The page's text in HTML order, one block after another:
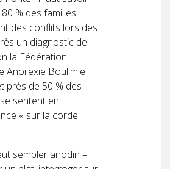
% des familles
des conflits lors des
un diagnostic de
la Fédération
Anorexie Boulimie
près de 50 % des
sentent en
« sur la corde
sembler anodin –